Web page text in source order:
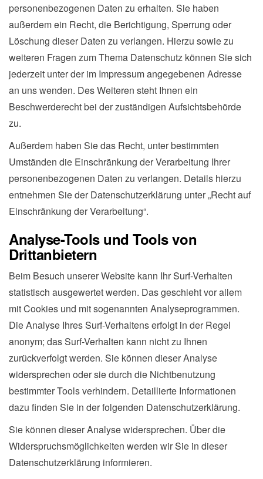
personenbezogenen Daten zu erhalten. Sie haben
außerdem ein Recht, die Berichtigung, Sperrung oder
Löschung dieser Daten zu verlangen. Hierzu sowie zu
weiteren Fragen zum Thema Datenschutz können Sie sich
jederzeit unter der im Impressum angegebenen Adresse
an uns wenden. Des Weiteren steht Ihnen ein
Beschwerderecht bei der zuständigen Aufsichtsbehörde
zu.
Außerdem haben Sie das Recht, unter bestimmten
Umständen die Einschränkung der Verarbeitung Ihrer
personenbezogenen Daten zu verlangen. Details hierzu
entnehmen Sie der Datenschutzerklärung unter „Recht auf
Einschränkung der Verarbeitung“.
Analyse-Tools und Tools von
Drittanbietern
Beim Besuch unserer Website kann Ihr Surf-Verhalten
statistisch ausgewertet werden. Das geschieht vor allem
mit Cookies und mit sogenannten Analyseprogrammen.
Die Analyse Ihres Surf-Verhaltens erfolgt in der Regel
anonym; das Surf-Verhalten kann nicht zu Ihnen
zurückverfolgt werden. Sie können dieser Analyse
widersprechen oder sie durch die Nichtbenutzung
bestimmter Tools verhindern. Detaillierte Informationen
dazu finden Sie in der folgenden Datenschutzerklärung.
Sie können dieser Analyse widersprechen. Über die
Widerspruchsmöglichkeiten werden wir Sie in dieser
Datenschutzerklärung informieren.